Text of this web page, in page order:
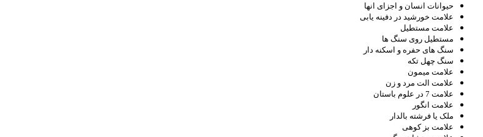
حیوانات انسان و اجزای انها
علامت خورشید در دفینه یابی
علامت مستطیل
مستطیل روی سنگ ها
سنگ های حفره و اسکنه دار
سنگ چهل تکه
علامت میمون
علامت الت مرد و زن
علامت 7 در علوم باستان
علامت انگور
ملک یا فرشته بالدار
علامت بز کوهی